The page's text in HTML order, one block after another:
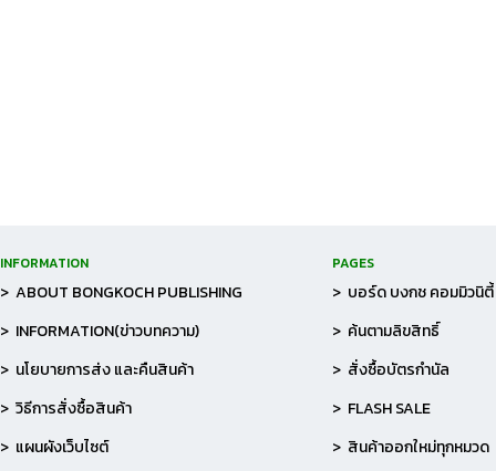
INFORMATION
> ABOUT BONGKOCH PUBLISHING
> INFORMATION(ข่าวบทความ)
> นโยบายการส่ง และคืนสินค้า
> วิธีการสั่งซื้อสินค้า
> แผนผังเว็บไซต์
PAGES
> บอร์ด บงกช คอมมิวนิตี้
> ค้นตามลิขสิทธิ์
> สั่งซื้อบัตรกำนัล
> FLASH SALE
> สินค้าออกใหม่ทุกหมวด